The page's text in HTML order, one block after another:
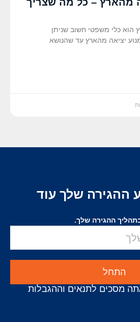
הוא כלי משפטי חשוב שניתן
יציאה מהארץ עד שהנושא
שלך עוד
ההגירה שלך.
התחל
מסכים לתנאים וההגבלות